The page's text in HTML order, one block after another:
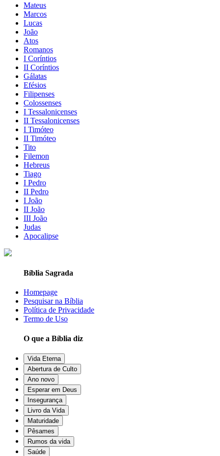
Mateus
Marcos
Lucas
João
Atos
Romanos
I Coríntios
II Coríntios
Gálatas
Efésios
Filipenses
Colossenses
I Tessalonicenses
II Tessalonicenses
I Timóteo
II Timóteo
Tito
Filemon
Hebreus
Tiago
I Pedro
II Pedro
I João
II João
III João
Judas
Apocalipse
Bíblia Sagrada
Homepage
Pesquisar na Bíblia
Política de Privacidade
Termo de Uso
O que a Bíblia diz
Vida Eterna
Abertura de Culto
Ano novo
Esperar em Deus
Insegurança
Livro da Vida
Maturidade
Pêsames
Rumos da vida
Saúde